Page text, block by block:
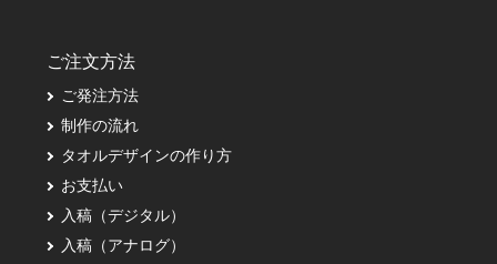
ご注文方法
ご発注方法
制作の流れ
タオルデザインの作り方
お支払い
入稿（デジタル）
入稿（アナログ）